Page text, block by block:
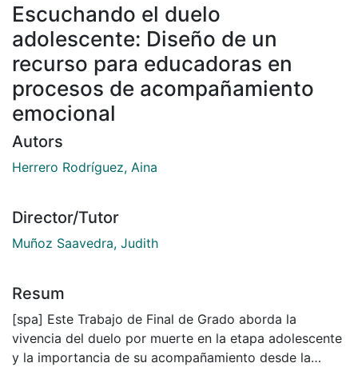
Escuchando el duelo
adolescente: Diseño de un
recurso para educadoras en
procesos de acompañamiento
emocional
Autors
Herrero Rodríguez, Aina
Director/Tutor
Muñoz Saavedra, Judith
Resum
[spa] Este Trabajo de Final de Grado aborda la
vivencia del duelo por muerte en la etapa adolescente
y la importancia de su acompañamiento desde la